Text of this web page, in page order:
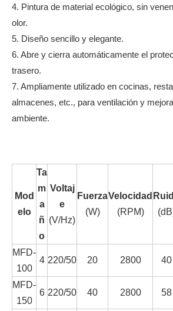
4. Pintura de material ecológico, sin
olor.
5. Diseño sencillo y elegante.
6. Abre y cierra automáticamente el
trasero.
7. Ampliamente utilizado en cocinas,
almacenes, etc., para ventilación y
ambiente.
Mod
elo
Ta
m
a
ñ
o
Voltaj
e
(V/Hz)
Fuerza
(W)
Velocidad
(RPM)
MFD-
100
4 220/50 20 2800 40
MFD-
150
6 220/50 40 2800 58